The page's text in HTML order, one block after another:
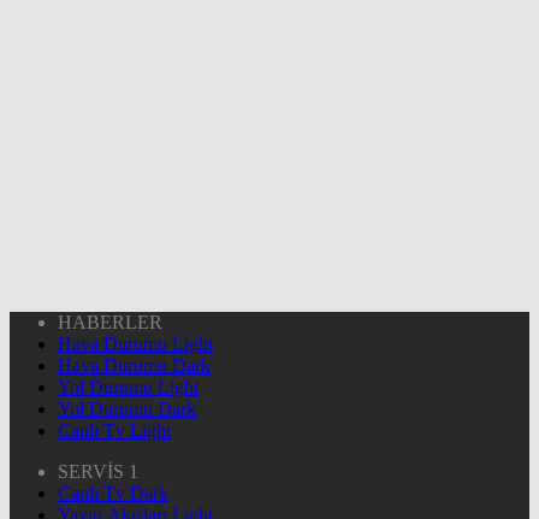
HABERLER
Hava Durumu Light
Hava Durumu Dark
Yol Durumu Light
Yol Durumu Dark
Canlı Tv Light
SERVİS 1
Canlı Tv Dark
Yayın Akışları Light